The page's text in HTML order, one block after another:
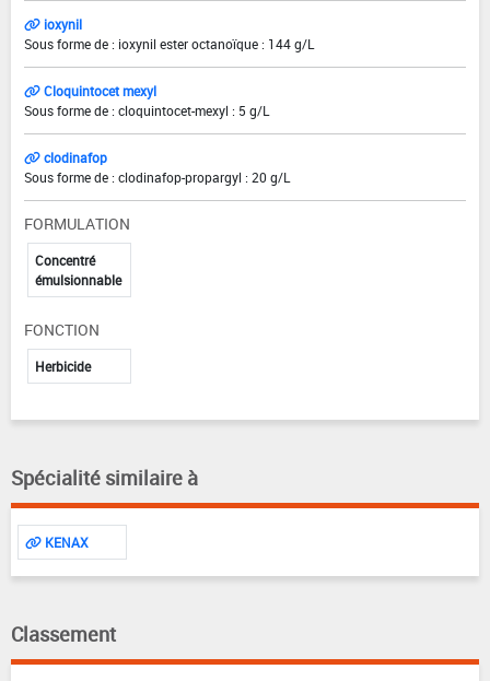
ioxynil
Sous forme de : ioxynil ester octanoïque : 144 g/L
Cloquintocet mexyl
Sous forme de : cloquintocet-mexyl : 5 g/L
clodinafop
Sous forme de : clodinafop-propargyl : 20 g/L
FORMULATION
Concentré
émulsionnable
FONCTION
Herbicide
Spécialité similaire à
KENAX
Classement